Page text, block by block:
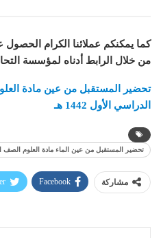
كما يمكنكم عملائنا الكرام
من خلال الرابط أدناه لمؤسسة
تحضير المستقبل من عين مادة
الدراسي الأول 1442 هـ
تحضير المستقبل من عين الماء مادة العلوم الصف
مشاركة Facebook